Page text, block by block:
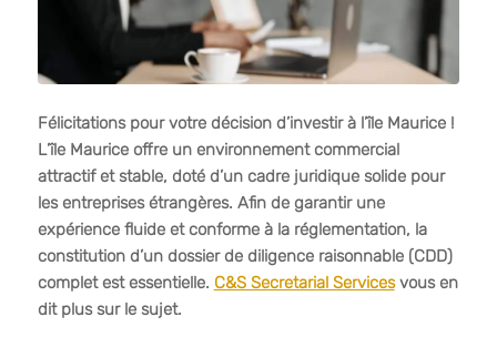
Félicitations pour votre décision d’investir à l’île Maurice !
L’île Maurice offre un environnement commercial
attractif et stable, doté d’un cadre juridique solide pour
les entreprises étrangères. Afin de garantir une
expérience fluide et conforme à la réglementation, la
constitution d’un dossier de diligence raisonnable (CDD)
complet est essentielle. C&S Secretarial Servicesvous en
dit plus sur le sujet.